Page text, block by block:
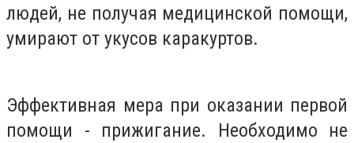
людей, не получая медицинской помощи,
умирают от укусов каракуртов.
Эффективная мера при оказании первой
помощи - прижигание. Необходимо не